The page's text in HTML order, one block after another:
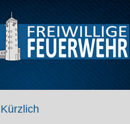
Kürzlich